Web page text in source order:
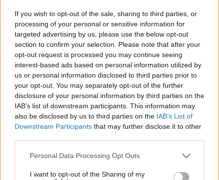
If you wish to opt-out of the sale, sharing to third parties, or
processing of your personal or sensitive information for
targeted advertising by us, please use the below opt-out
section to confirm your selection. Please note that after your
opt-out request is processed you may continue seeing
interest-based ads based on personal information utilized by
us or personal information disclosed to third parties prior to
your opt-out. You may separately opt-out of the further
disclosure of your personal information by third parties on the
IAB’s list of downstream participants. This information may
also be disclosed by us to third parties on the IAB’s List of
Downstream Participants that may further disclose it to other
Please note that this website/app uses one or more Google
not limited to your visit or usage behaviour. You may click to
Personal Data Processing Opt Outs
I want to opt-out of the Sharing of my
γενετήσιας αξιοπρέπειας κατά συρροή, σε βάρος έξι
μαθητριών του ηλικίας 10-11 ετών